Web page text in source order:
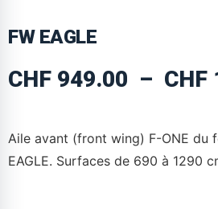
FW EAGLE
CHF 949.00 – CHF
Aile avant (front wing) F-ONE du
EAGLE. Surfaces de 690 à 1290